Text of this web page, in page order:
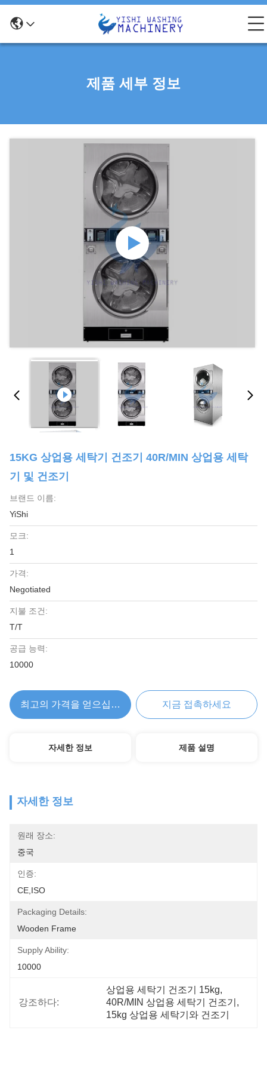
제품 세부 정보
15KG 상업용 세탁기 건조기 40R/MIN 상업용 세탁
기 및 건조기
브랜드 이름:
YiShi
모크:
1
가격:
Negotiated
지불 조건:
T/T
공급 능력:
10000
최고의 가격을 얻으십시오 지금 접촉하세요
자세한 정보 제품 설명
자세한 정보
원래 장소:
중국
인증:
CE,ISO
Packaging Details:
Wooden Frame
Supply Ability:
10000
강조하다:
상업용 세탁기 건조기 15kg,
40R/MIN 상업용 세탁기 건조기 ,
15kg 상업용 세탁기와 건조기